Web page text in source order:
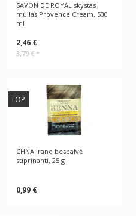
SAVON DE ROYAL skystas
muilas Provence Cream, 500
ml
2,46 €
3,79 €*
TOP
CHNA Irano bespalvė
stiprinanti, 25 g
0,99 €